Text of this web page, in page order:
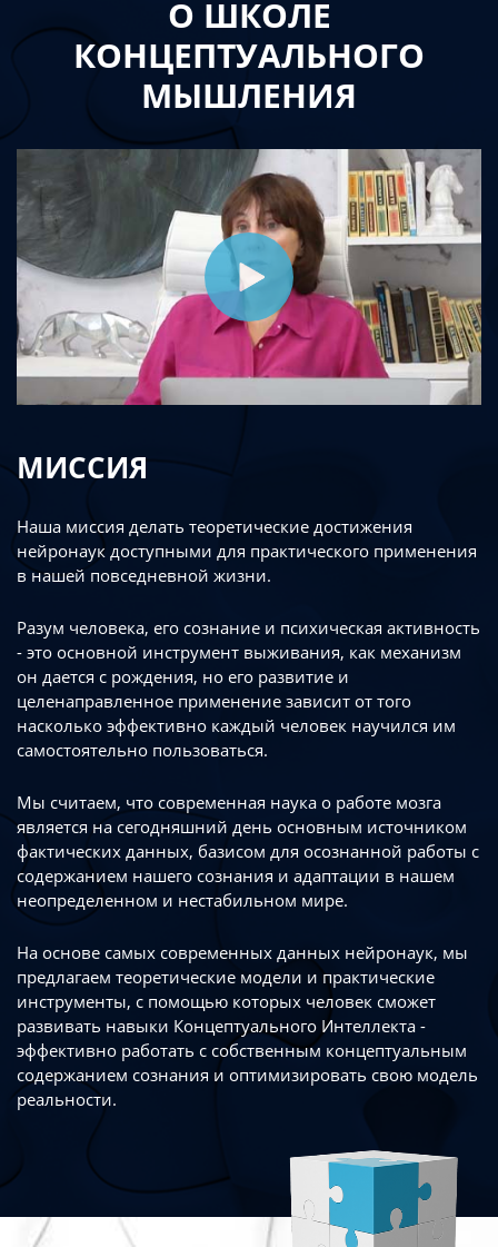
О ШКОЛЕ
КОНЦЕПТУАЛЬНОГО
МЫШЛЕНИЯ
МИССИЯ
Наша миссия делать теоретические достижения
нейронаук доступными для практического применения
в нашей повседневной жизни.
Разум человека, его сознание и психическая активность
- это основной инструмент выживания, как механизм
он дается с рождения, но его развитие и
целенаправленное применение зависит от того
насколько эффективно каждый человек научился им
самостоятельно пользоваться.
Мы считаем, что современная наука о работе мозга
является на сегодняшний день основным источником
фактических данных, базисом для осознанной работы с
содержанием нашего сознания и адаптации в нашем
неопределенном и нестабильном мире.
На основе самых современных данных нейронаук, мы
предлагаем теоретические модели и практические
инструменты, с помощью которых человек сможет
развивать навыки Концептуального Интеллекта -
эффективно работать с собственным концептуальным
содержанием сознания и оптимизировать свою модель
реальности.